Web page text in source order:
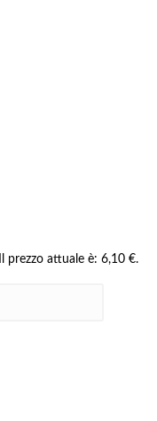
Il prezzo attuale è: 6,10 €.